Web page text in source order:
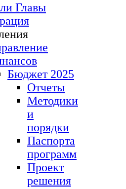
Главы
Бюджет 2025
Отчеты
Методики
и
порядки
Паспорта
программ
Проект
решения